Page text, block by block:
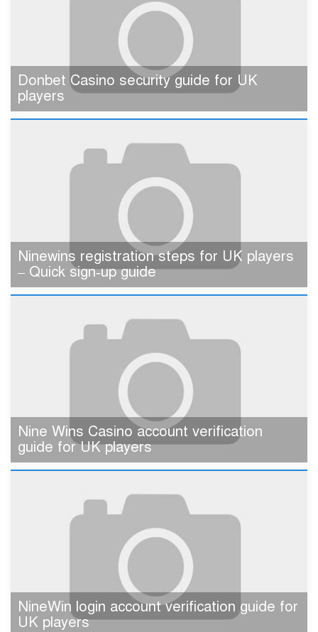
Donbet Casino security guide for UK
players
Ninewins registration steps for UK players
– Quick sign‑up guide
Nine Wins Casino account verification
guide for UK players
NineWin login account verification guide for
UK players